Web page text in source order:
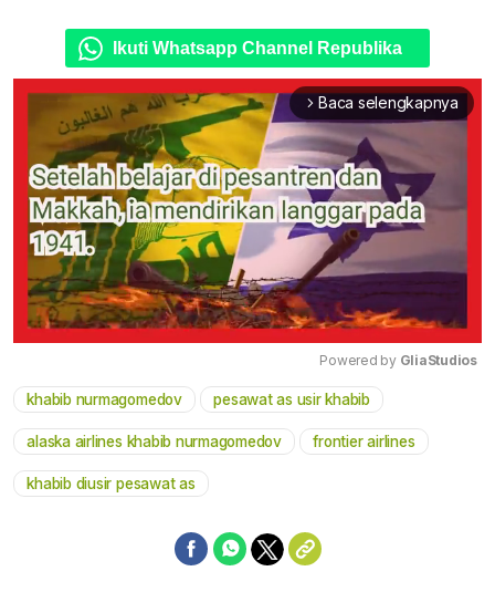
Ikuti Whatsapp Channel Republika
arrow_forward_ios Baca selengkapnya
Powered by GliaStudios
khabib nurmagomedov pesawat as usir khabib
alaska airlines khabib nurmagomedov frontier airlines
khabib diusir pesawat as